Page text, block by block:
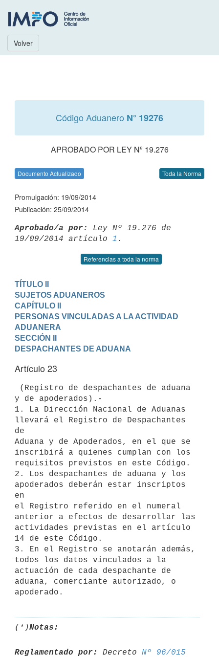
Volver
Código Aduanero N° 19276
APROBADO POR LEY Nº 19.276
Documento Actualizado Toda la Norma
Promulgación: 19/09/2014
Publicación: 25/09/2014
Aprobado/a por:
Ley Nº 19.276 de
19/09/2014 artículo 1
Referencias a toda la norma
TÍTULO II
SUJETOS ADUANEROS
CAPÍTULO II
PERSONAS VINCULADAS A LA ACTIVIDAD
ADUANERA
SECCIÓN II
DESPACHANTES DE ADUANA
Artículo 23
y de apoderados).-
1. La Dirección Nacional de Aduanas
llevará el Registro de Despachantes
de
Aduana y de Apoderados, en el que se
inscribirá a quienes cumplan con los
requisitos previstos en este Código.
2. Los despachantes de aduana y los
apoderados deberán estar inscriptos
en
el Registro referido en el numeral
anterior a efectos de desarrollar las
actividades previstas en el artículo
14 de este Código.
3. En el Registro se anotarán además,
todos los datos vinculados a la
actuación de cada despachante de
aduana, comerciante autorizado, o
(*)Notas:
Reglamentado por: Decreto Nº 96/015